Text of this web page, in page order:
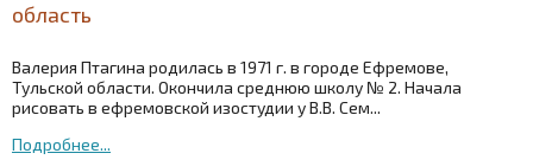
область
Валерия Птагина родилась в 1971 г. в городе Ефремове,
Тульской области. Окончила среднюю школу № 2. Начала
рисовать в ефремовской изостудии у В.В. Сем...
Подробнее...